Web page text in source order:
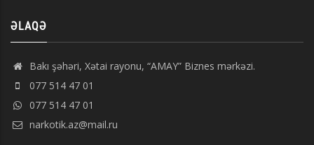
ƏLAQƏ
Bakı şəhəri, Xətai rayonu, “AMAY” Biznes mərkəzi.
077 514 47 01
077 514 47 01
narkotik.az@mail.ru